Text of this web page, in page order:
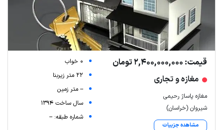
قیمت: 2,400,000,000 تومان
مغازه و تجاری
مغازه پاساژ رحیمی
شیروان (خراسان)
مشاهده جزییات
0 خواب
22 متر زیربنا
-- متر زمین
سال ساخت 1394
شماره طبقه: --